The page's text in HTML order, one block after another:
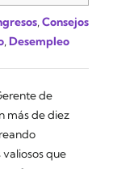
,Consejos
,Desempleo
de
más de diez
que